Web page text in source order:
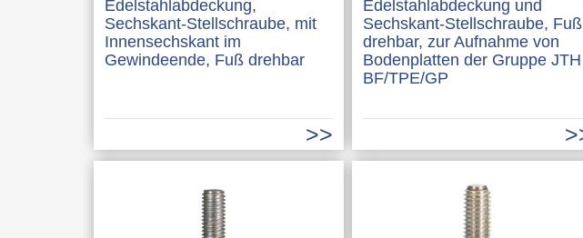
Edelstahlabdeckung,
Sechskant-Stellschraube, mit
Innensechskant im
Gewindeende, Fuß drehbar
Edelstahlabdeckung und
Sechskant-Stellschraube, Fuß
drehbar, zur Aufnahme von
Bodenplatten der Gruppe JTH
BF/TPE/GP